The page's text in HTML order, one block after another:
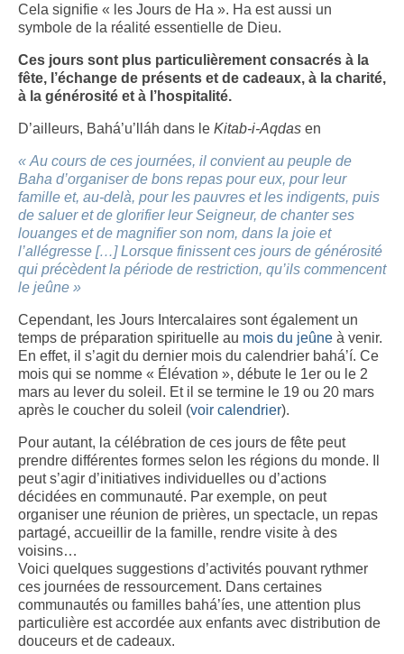
Cela signifie « les Jours de Ha ». Ha est aussi un
symbole de la réalité essentielle de Dieu.
Ces jours sont plus particulièrement consacrés à la
fête, l’échange de présents et de cadeaux, à la charité,
à la générosité et à l’hospitalité.
D’ailleurs, Bahá’u’lláh dans le Kitab-i-Aqdas en
« Au cours de ces journées, il convient au peuple de
Baha d’organiser de bons repas pour eux, pour leur
famille et, au-delà, pour les pauvres et les indigents, puis
de saluer et de glorifier leur Seigneur, de chanter ses
louanges et de magnifier son nom, dans la joie et
l’allégresse […] Lorsque finissent ces jours de générosité
qui précèdent la période de restriction, qu’ils commencent
le jeûne »
Cependant, les Jours Intercalaires sont également un
temps de préparation spirituelle au mois du jeûne à venir.
En effet, il s’agit du dernier mois du calendrier bahá’í. Ce
mois qui se nomme « Élévation », débute le 1er ou le 2
mars au lever du soleil. Et il se termine le 19 ou 20 mars
après le coucher du soleil (voir calendrier).
Pour autant, la célébration de ces jours de fête peut
prendre différentes formes selon les régions du monde. Il
peut s’agir d’initiatives individuelles ou d’actions
décidées en communauté. Par exemple, on peut
organiser une réunion de prières, un spectacle, un repas
partagé, accueillir de la famille, rendre visite à des
voisins…
Voici quelques suggestions d’activités pouvant rythmer
ces journées de ressourcement. Dans certaines
communautés ou familles bahá’íes, une attention plus
particulière est accordée aux enfants avec distribution de
douceurs et de cadeaux.